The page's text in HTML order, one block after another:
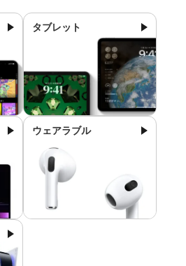
タブレット
ウェアラブル